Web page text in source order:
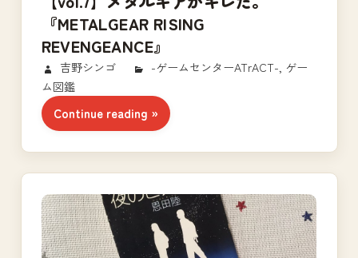
『METALGEAR RISING
REVENGEANCE』
2017/11/24
吉野シンゴ -ゲームセンターATrACT-, ゲー
ム図鑑
Continue reading